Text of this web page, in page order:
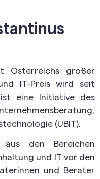
Österreichs großer
IT-Preis wird seit
eine Initiative des
(UBIT).
den Bereichen
und IT vor den
und Berater